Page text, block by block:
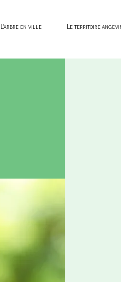
L'arbre en ville Le territoire